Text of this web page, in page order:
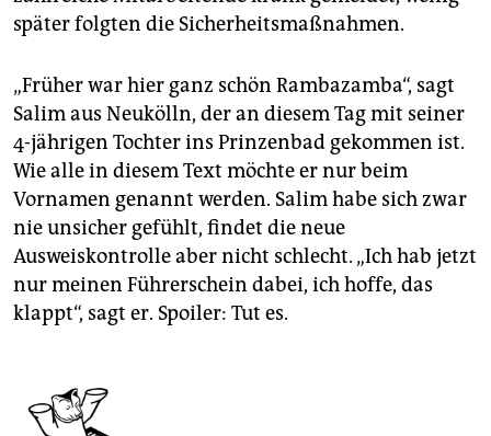
später folgten die Sicherheitsmaßnahmen.
„Früher war hier ganz schön Rambazamba“, sagt
Salim aus Neukölln, der an diesem Tag mit seiner
4-jährigen Tochter ins Prinzenbad gekommen ist.
Wie alle in diesem Text möchte er nur beim
Vornamen genannt werden. Salim habe sich zwar
nie unsicher gefühlt, findet die neue
Ausweiskontrolle aber nicht schlecht. „Ich hab jetzt
nur meinen Führerschein dabei, ich hoffe, das
klappt“, sagt er. Spoiler: Tut es.